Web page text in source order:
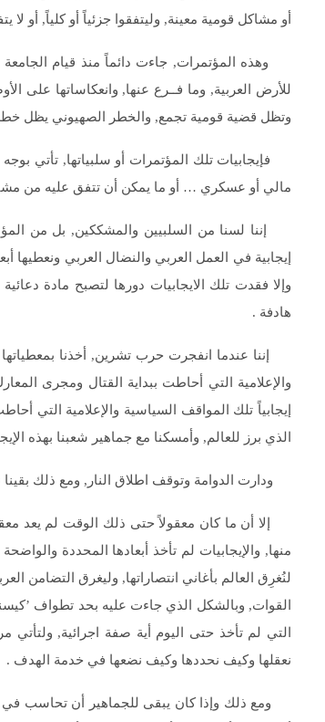
أو مشاكل قومية معينة, وليتفقوا جزئياً أو كلياً, أو لا
وهذه المؤتمرات, جاءت دائماً منذ قيام الجامعة
للأرض العربية, وما فــرع عنها, وانعكاساتها على
وتظل قضية قومية تجمع, والخطر الصهيوني يظل
فإيجابيات تلك المؤتمرات أو سلبياتها, تأتي
مالي أو عسكري … أو ما يمكن أن تتفق عليه من
إننا لسنا من السلبيين والمشككين, بل من
إيجابية في العمل العربي والنضال العربي ونعطيها
وإلا فقدت تلك الايجابيات دورها لتصبح مادة
هادفة .
إننا عندما انفجرت حرب تشرين, أخذنا بمعطياتها
والإعلامية التي أحاطت ببداية القتال ومجرى
إيجابياً تلك المواقف السياسية والإعلامية التي
الذي برز للعالم, وأمسكنا مع جماهير شعبنا بهذه
ودارت الدوامة وتوقف اطلاق النار, ومع ذلك
إلا أن ما كان معقولاً حتى ذلك الوقت لم يعد
منها, والإيجابيات لم تأخذ أبعادها المحددة
لنُغرِق العالم بأغاني انتصاراتها, وليغرق التضامن
القوات, وبالشكل الذي جاءت عليه بحد تطواف
التي لم تأخذ حتى اليوم أية صفة اجرائية, ولتأتي
نعقلها وكيف نحددها وكيف نضعها في خدمة الهدف .
ومع ذلك وإذا كان يبقى للجماهير أن تحاسب في